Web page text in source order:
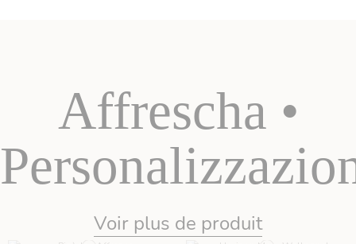
Affrescha •
Voir plus de produit